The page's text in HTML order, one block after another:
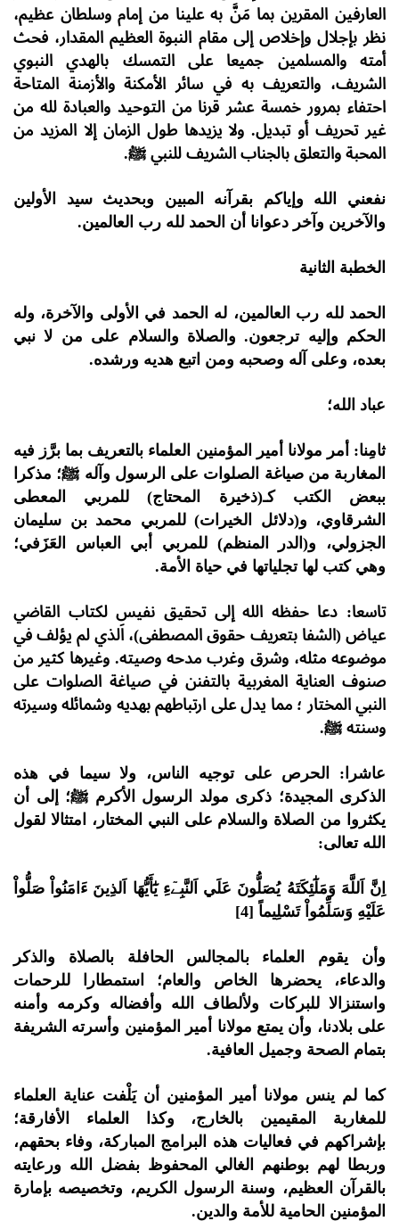
العارفين المقرين بما مَنَّ به علينا من إمام وسلطان عظيم،
نظر بإجلال وإخلاص إلى مقام النبوة العظيم المقدار، فحث
أمته والمسلمين جميعا على التمسك بالهدي النبوي
الشريف، والتعريف به في سائر الأمكنة والأزمنة المتاحة
احتفاء بمرور خمسة عشر قرنا من التوحيد والعبادة لله من
غير تحريف أو تبديل. ولا يزيدها طول الزمان إلا المزيد من
المحبة والتعلق بالجناب الشريف للنبي ﷺ.
نفعني الله وإياكم بقرآنه المبين وبحديث سيد الأولين
والآخرين وآخر دعوانا أن الحمد لله رب العالمين.
الخطبة الثانية
الحمد لله رب العالمين، له الحمد في الأولى والآخرة، وله
الحكم وإليه ترجعون. والصلاة والسلام على من لا نبي
بعده، وعلى آله وصحبه ومن اتبع هديه ورشده.
عباد الله؛
ثامِنا: أمر مولانا أمير المؤمنين العلماء بالتعريف بما برَّز فيه
المغاربة من صياغة الصلوات على الرسول وآله ﷺ؛ مذكرا
ببعض الكتب كـ(ذخيرة المحتاج) للمربي المعطى
الشرقاوي، و(دلائل الخيرات) للمربي محمد بن سليمان
الجزولي، و(الدر المنظم) للمربي أبي العباس العَزَفي؛
وهي كتب لها تجلياتها في حياة الأمة.
تاسعا: دعا حفظه الله إلى تحقيق نفيس لكتاب القاضي
عياض (الشفا بتعريف حقوق المصطفى)، اَلذي لم يؤلف في
موضوعه مثله، وشرق وغرب مدحه وصيته. وغيرها كثير من
صنوف العناية المغربية بالتفنن في صياغة الصلوات على
النبي المختار ؛ مما يدل على ارتباطهم بهديه وشمائله وسيرته
وسنته ﷺ.
عاشرا: الحرص على توجيه الناس، ولا سيما في هذه
الذكرى المجيدة؛ ذكرى مولد الرسول الأكرم ﷺ؛ إلى أن
يكثروا من الصلاة والسلام على النبي المختار، امتثالا لقول
الله تعالى:
اِنَّ اَللَّهَ وَمَلَٰٓئِكَتَهُ يُصَلُّونَ عَلَي اَلنَّبِےٓءِ يَٰٓأَيُّهَا اَلذِينَ ءَامَنُواْ صَلُّواْ
عَلَيْهِ وَسَلِّمُواْ تَسْلِيماً [4]
وأن يقوم العلماء بالمجالس الحافلة بالصلاة والذكر
والدعاء، يحضرها الخاص والعام؛ استمطارا للرحمات
واستنزالا للبركات ولألطاف الله وأفضاله وكرمه وأمنه
على بلادنا، وأن يمتع مولانا أمير المؤمنين وأسرته الشريفة
بتمام الصحة وجميل العافية.
كما لم ينس مولانا أمير المؤمنين أن يَلْفت عناية العلماء
للمغاربة المقيمين بالخارج، وكذا العلماء الأفارقة؛
بإشراكهم في فعاليات هذه البرامج المباركة، وفاء بحقهم،
وربطا لهم بوطنهم الغالي المحفوظ بفضل الله ورعايته
بالقرآن العظيم، وسنة الرسول الكريم، وتخصيصه بإمارة
المؤمنين الحامية للأمة والدين.